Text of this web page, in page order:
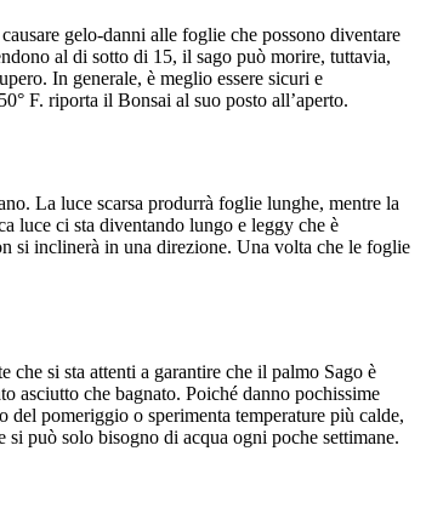
gelo-danni alle foglie che possono diventare
al di sotto di 15, il sago può morire, tuttavia,
In generale, è meglio essere sicuri e
F. riporta il Bonsai al suo posto all’aperto.
La luce scarsa produrrà foglie lunghe, mentre la
luce ci sta diventando lungo e leggy che è
si inclinerà in una direzione. Una volta che le foglie
che si sta attenti a garantire che il palmo Sago è
asciutto che bagnato. Poiché danno pochissime
pomeriggio o sperimenta temperature più calde,
può solo bisogno di acqua ogni poche settimane.